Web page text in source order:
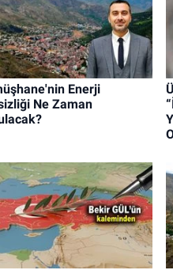
Enerji
Ne Zaman